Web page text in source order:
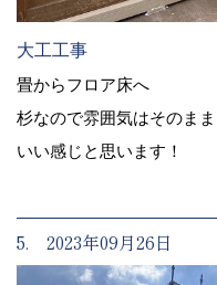
大工工事
畳からフロア床へ
杉なので雰囲気はそのまま
いい感じと思います！
5. 2023年09月26日